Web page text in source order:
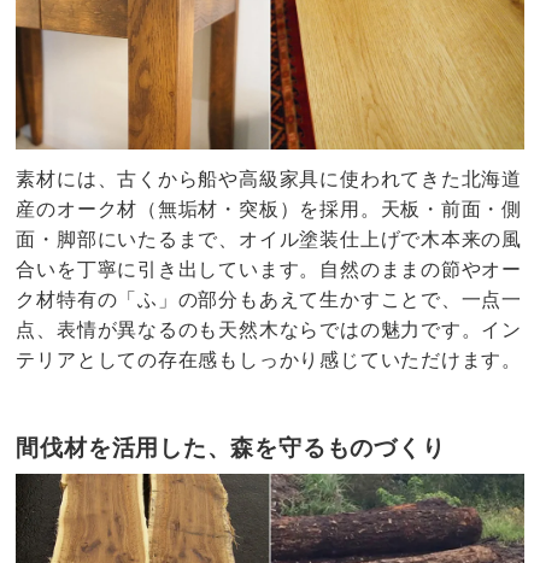
素材には、古くから船や高級家具に使われてきた北海道
産のオーク材（無垢材・突板）を採用。天板・前面・側
面・脚部にいたるまで、オイル塗装仕上げで木本来の風
合いを丁寧に引き出しています。自然のままの節やオー
ク材特有の「ふ」の部分もあえて生かすことで、一点一
点、表情が異なるのも天然木ならではの魅力です。イン
テリアとしての存在感もしっかり感じていただけます。
間伐材を活用した、森を守るものづくり